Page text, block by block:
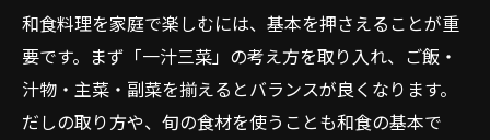
和食料理を家庭で楽しむには、基本を押さえることが重
要です。まず「一汁三菜」の考え方を取り入れ、ご飯・
汁物・主菜・副菜を揃えるとバランスが良くなります。
だしの取り方や、旬の食材を使うことも和食の基本で